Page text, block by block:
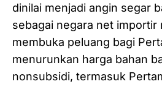
dinilai menjadi angin segar
sebagai negara net importir
membuka peluang bagi
menurunkan harga bahan
nonsubsidi, termasuk